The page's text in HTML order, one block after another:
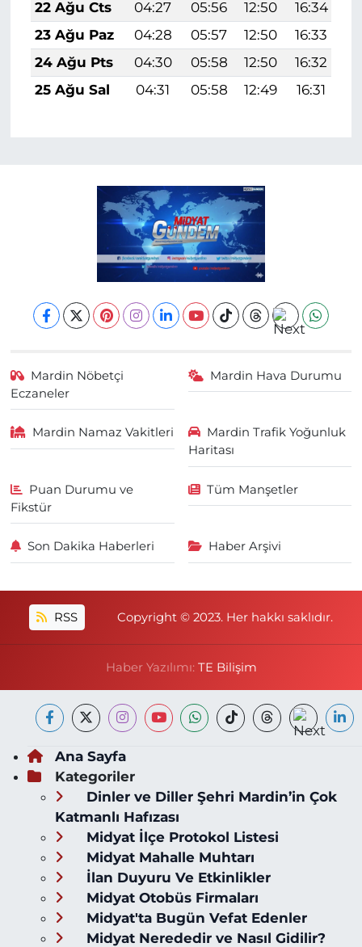
22 Ağu Cts 04:27 05:56 12:50 16:34
23 Ağu Paz
04:28 05:57 12:50 16:33
24 Ağu Pts
04:30 05:58 12:50 16:32
25 Ağu Sal
04:31 05:58 12:49 16:31
Mardin Nöbetçi
Eczaneler
Mardin Hava Durumu
Mardin Namaz Vakitleri
Mardin Trafik Yoğunluk
Haritası
Puan Durumu ve
Fikstür
Tüm Manşetler
Son Dakika Haberleri Haber Arşivi
RSS Copyright © 2023. Her hakkı saklıdır.
Haber Yazılımı: TE Bilişim
Ana Sayfa
Kategoriler
Dinler ve Diller Şehri Mardin’in Çok
Katmanlı Hafızası
Midyat İlçe Protokol Listesi
Midyat Mahalle Muhtarı
İlan Duyuru Ve Etkinlikler
Midyat Otobüs Firmaları
Midyat'ta Bugün Vefat Edenler
Midyat Nerededir ve Nasıl Gidilir?